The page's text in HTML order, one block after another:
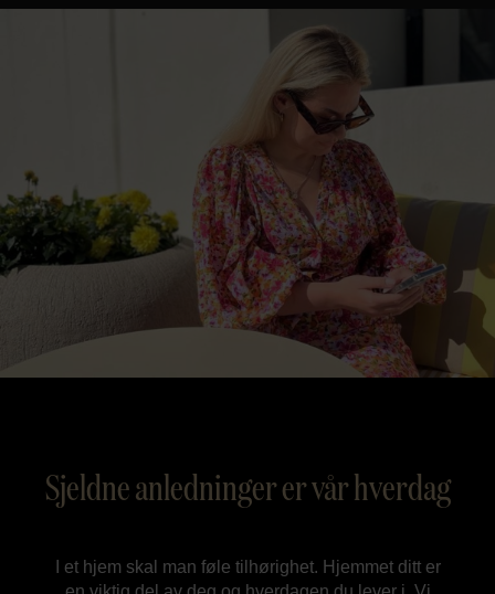
Sjeldne anledninger er vår hverdag
I et hjem skal man føle tilhørighet. Hjemmet ditt er